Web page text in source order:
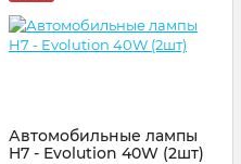
Автомобильные лампы
H7 - Evolution 40W (2шт)